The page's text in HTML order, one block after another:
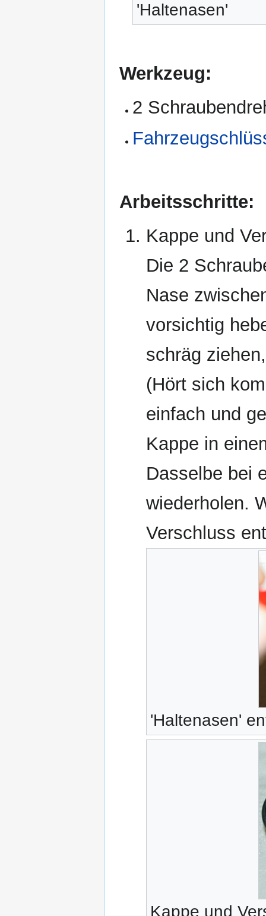
'Haltenasen'
Werkzeug:
2
Arbeitsschritte:
Kappe und
Die 2
Nase
vorsichtig
schräg
(Hört sich
einfach und
Kappe in
Dasselbe bei
wiederholen.
Verschluss
'Haltenasen'
Kappe und